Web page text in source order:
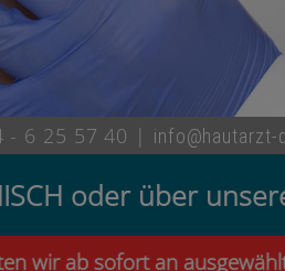
- 6 25 57 40 | info@hautarzt-
oder über
sofort an